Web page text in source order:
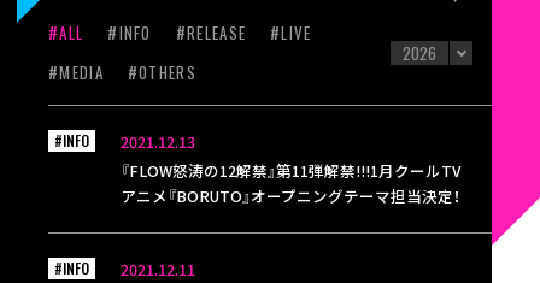
#ALL #INFO #RELEASE
#LIVE
#MEDIA
#OTHERS
2021.12.13
『FLOW怒涛の12解禁』第11弾解禁!!!1月クールTV
アニメ『BORUTO』オープニングテーマ担当決定！
#INFO
2021.12.11
#INFO